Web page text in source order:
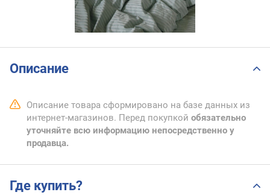
Описание
Описание товара сформировано на базе данных из
интернет-магазинов. Перед покупкой обязательно
уточняйте всю информацию непосредственно у
продавца.
Где купить?